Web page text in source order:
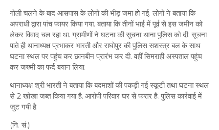
गोली चलने के बाद आसपास के लोगों की भीड़ जमा हो गई. लोगों ने बताया कि
अपराधी द्वारा पांच फायर किया गया. बताया कि तीनों भाई में पूर्व से इस जमीन को
लेकर विवाद चल रहा था. ग्रामीणों ने घटना की सूचना थाना पुलिस को दी. सूचना
पाते ही थानाध्यक्ष प्रभाकर भारती और राघोपुर की पुलिस सशस्त्र बल के साथ
घटना स्थल पर पहुंच कर छानबीन प्रारंभ कर दी. वहीं सिमराही अस्पताल पहुंच
कर जख्मी का फर्द बयान लिया.
थानाध्यक्ष श्री भारती ने बताया कि बदमाशों की पकड़ी गई स्कूटी तथा घटना स्थल
से 2 खोखा जब्त किया गया है. आरोपी परिवार घर से फरार है. पुलिस कार्रवाई में
जुट गयी है.
(नि. सं.)